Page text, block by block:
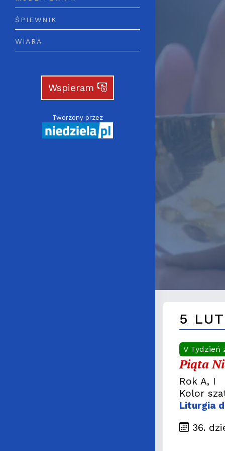
ŚPIEWNIK
WIARA
Wspieram
Tworzony przez
5
V Tydzień
Piąta
Rok A, I
Kolor
Liturgia
36.